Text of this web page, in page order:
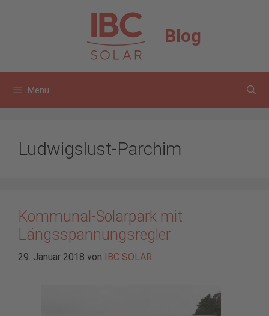
Blog
Menü
Ludwigslust-Parchim
Kommunal-Solarpark mit
Längsspannungsregler
29. Januar 2018 von IBC SOLAR